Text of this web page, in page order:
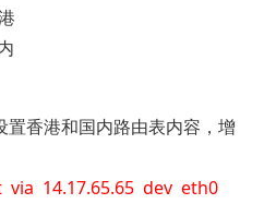
港和国内路由表内容，增
14.17.65.65 dev eth0